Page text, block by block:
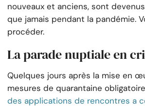
nouveaux et anciens, sont
que jamais pendant la pandémie.
procéder.
La parade nuptiale en
Quelques jours après la mise en
mesures de quarantaine
des applications de rencontres a